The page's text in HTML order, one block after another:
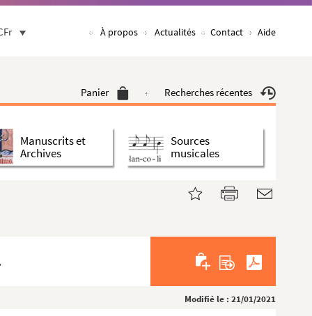
À propos Actualités Contact Aide
Panier Recherches récentes
Manuscrits et
Archives
Sources
musicales
Modifié le : 21/01/2021